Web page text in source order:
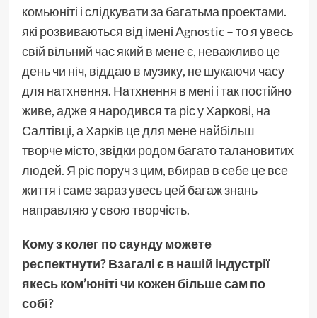
комьюніті і слідкувати за багатьма проектами.
які розвиваються від імені Agnostic – то я увесь
свій вільний час який в мене є, неважливо це
день чи ніч, віддаю в музику, не шукаючи часу
для натхнення. Натхнення в мені і так постійно
живе, адже я народився та ріс у Харкові, на
Салтівці, а Харків це для мене найбільш
творче місто, звідки родом багато талановитих
людей. Я ріс поруч з цим, вбирав в себе це все
життя і саме зараз увесь цей багаж знань
направляю у свою творчість.
Кому з колег по саунду можете
респектнути? Взагалі є в нашій індустрії
якесь ком’юніті чи кожен більше сам по
собі?